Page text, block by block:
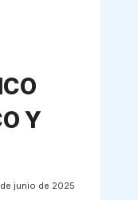
Y
junio de 2025